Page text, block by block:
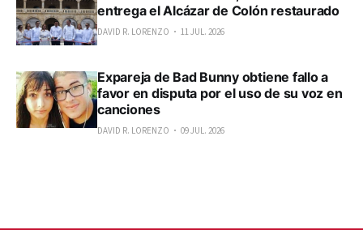
entrega el Alcázar de Colón restaurado
DAVID R. LORENZO 11 JUL. 2026
Expareja de Bad Bunny obtiene fallo a
favor en disputa por el uso de su voz en
canciones
DAVID R. LORENZO 09 JUL. 2026